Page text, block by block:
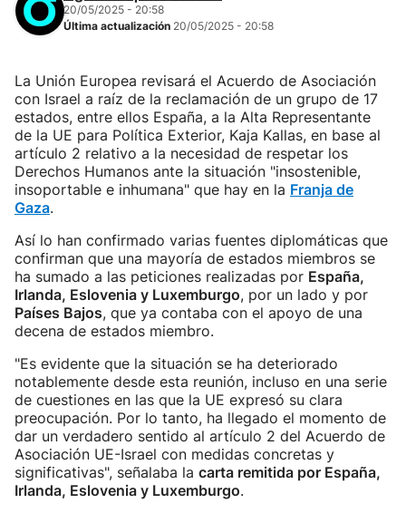
20/05/2025 - 20:58
Última actualización 20/05/2025 - 20:58
La Unión Europea revisará el Acuerdo de Asociación
con Israel a raíz de la reclamación de un grupo de 17
estados, entre ellos España, a la Alta Representante
de la UE para Política Exterior, Kaja Kallas, en base al
artículo 2 relativo a la necesidad de respetar los
Derechos Humanos ante la situación "insostenible,
insoportable e inhumana" que hay en la Franja de
Gaza.
Así lo han confirmado varias fuentes diplomáticas que
confirman que una mayoría de estados miembros se
ha sumado a las peticiones realizadas por España,
Irlanda, Eslovenia y Luxemburgo, por un lado y por
Países Bajos, que ya contaba con el apoyo de una
decena de estados miembro.
"Es evidente que la situación se ha deteriorado
notablemente desde esta reunión, incluso en una serie
de cuestiones en las que la UE expresó su clara
preocupación. Por lo tanto, ha llegado el momento de
dar un verdadero sentido al artículo 2 del Acuerdo de
Asociación UE-Israel con medidas concretas y
significativas", señalaba la carta remitida por España,
Irlanda, Eslovenia y Luxemburgo.